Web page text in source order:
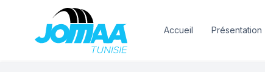
Accueil Présentation